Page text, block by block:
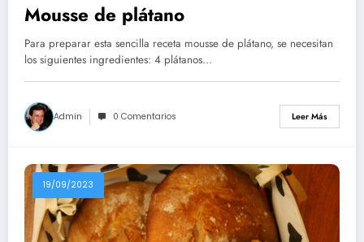
Mousse de plátano
Para preparar esta sencilla receta mousse de plátano, se necesitan
los siguientes ingredientes: 4 plátanos…
Admin 0 Comentarios Leer Más
19/09/2023